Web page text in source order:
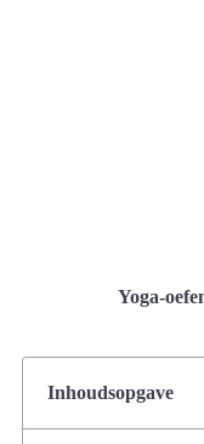
Yoga-
Inhoudsopgave